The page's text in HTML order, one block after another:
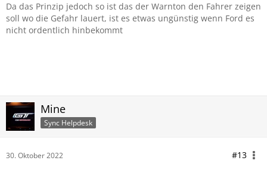
Da das Prinzip jedoch so ist das der Warnton den Fahrer zeigen
soll wo die Gefahr lauert, ist es etwas ungünstig wenn Ford es
nicht ordentlich hinbekommt
Mine
Sync Helpdesk
30. Oktober 2022 #13